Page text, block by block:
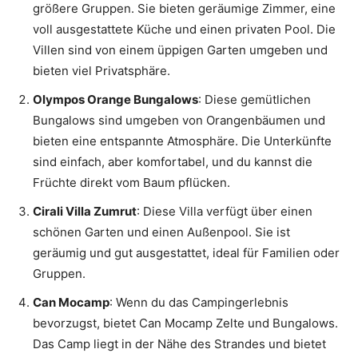
größere Gruppen. Sie bieten geräumige Zimmer, eine
voll ausgestattete Küche und einen privaten Pool. Die
Villen sind von einem üppigen Garten umgeben und
bieten viel Privatsphäre.
Olympos Orange Bungalows: Diese gemütlichen
Bungalows sind umgeben von Orangenbäumen und
bieten eine entspannte Atmosphäre. Die Unterkünfte
sind einfach, aber komfortabel, und du kannst die
Früchte direkt vom Baum pflücken.
Cirali Villa Zumrut: Diese Villa verfügt über einen
schönen Garten und einen Außenpool. Sie ist
geräumig und gut ausgestattet, ideal für Familien oder
Gruppen.
Can Mocamp: Wenn du das Campingerlebnis
bevorzugst, bietet Can Mocamp Zelte und Bungalows.
Das Camp liegt in der Nähe des Strandes und bietet